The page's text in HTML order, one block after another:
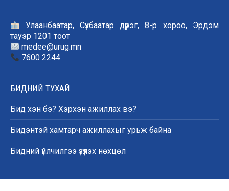
Улаанбаатар, Сүхбаатар дүүрэг, 8-р хороо, Эрдэм
тауэр 1201 тоот
medee@urug.mn
7600 2244
БИДНИЙ ТУХАЙ
Бид хэн бэ? Хэрхэн ажиллах вэ?
Бидэнтэй хамтарч ажиллахыг урьж байна
Бидний үйлчилгээ үзүүлэх нөхцөл